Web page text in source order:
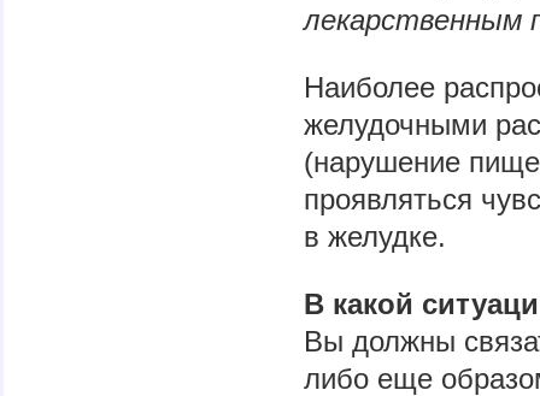
лекарственным
Наиболее
желудочными
(нарушение
проявляться
в желудке.
В какой
Вы должны
либо еще